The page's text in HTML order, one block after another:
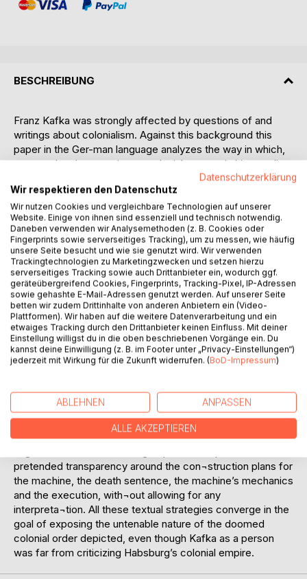
BESCHREIBUNG
Franz Kafka was strongly affected by questions of and
writings about colonialism. Against this background this
paper in the Ger-man language analyzes the way in which,
as an author, he negoti-ates colonial matters in his novella
In the Penal Colony. This text reverses the typical visual
interaction in the contact zone of the colony, between the
colonial context and the visitor to the colony. Also, the text
sharpens the destabilizing impact of mimicry as the
subaltern convict temporarily presents an inversion, or
carnival of power, targeting not the colonial master, but the
traveler responsi-ble for interpretation and, ultimately, the
reader. This role is fur-ther underpinned by the motif of
cannibalism. The subaltern is also a vehicle for the text to
not only depict but also uncannily expose as constructed,
the way in which the “other” is mobilized to provide the
colonial apparatus with identity.
Most of all, however, on several levels the text
colonial order of unequi-vocal meaning, as the
“contrapuntal reading“ of In the Penal Co-lony – according
to Edward Said – reveals. Kafka’s text depicts the futile
dream of a unitary power system, primarily by means of the
pretended transparency around the con¬struction plans for
the machine, the death sentence, the machine’s mechanics
and the execution, with¬out allowing for any
interpreta¬tion. All these textual strategies converge in the
goal of exposing the untenable nature of the doomed
colonial order depicted, even though Kafka as a person
was far from criticizing Habsburg’s colonial empire.
Datenschutzerklärung
Wir respektieren den Datenschutz
Wir nutzen Cookies und vergleichbare Technologien auf unserer
Website. Einige von ihnen sind essenziell und technisch notwendig.
Daneben verwenden wir Analysemethoden (z. B. Cookies oder
Fingerprints sowie serverseitiges Tracking), um zu messen, wie häufig
unsere Seite besucht und wie sie genutzt wird. Wir verwenden
Trackingtechnologien zu Marketingzwecken und setzen hierzu
serverseitiges Tracking sowie auch Drittanbieter ein, wodurch ggf.
geräteübergreifend Cookies, Fingerprints, Tracking-Pixel, IP-Adressen
sowie gehashte E-Mail-Adressen genutzt werden. Auf unserer Seite
betten wir zudem Drittinhalte von anderen Anbietern ein (Video-
Plattformen). Wir haben auf die weitere Datenverarbeitung und ein
etwaiges Tracking durch den Drittanbieter keinen Einfluss. Mit deiner
Einstellung willigst du in die oben beschriebenen Vorgänge ein. Du
kannst deine Einwilligung (z. B. im Footer unter „Privacy-Einstellungen“)
jederzeit mit Wirkung für die Zukunft widerrufen. (BoD-Impressum)
ABLEHNEN ANPASSEN
ALLE AKZEPTIEREN